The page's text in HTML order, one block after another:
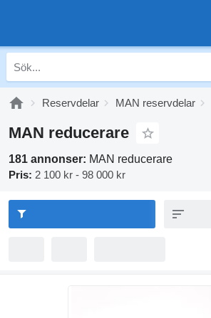
Reservdelar MAN reservdelar
MAN reducerare
181 annonser: MAN reducerare
Pris: 2 100 kr - 98 000 kr